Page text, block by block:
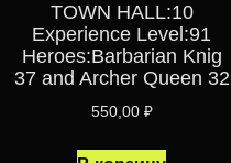
TOWN HALL:10
Experience Level:91
Heroes:Barbarian Knig
37 and Archer Queen 32
550,00 ₽